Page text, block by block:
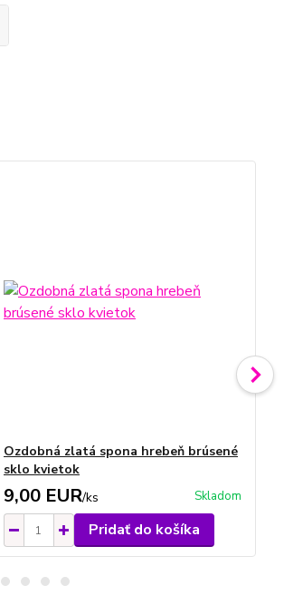
Ozdobná zlatá spona hrebeň brúsené
sklo kvietok
9,00 EUR/ks Skladom
Pridať do košíka